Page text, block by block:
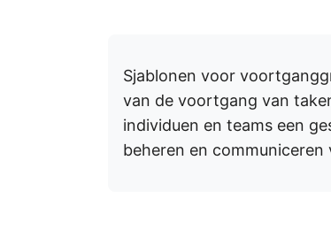
Sjablonen voor
van de voortgang van
individuen en teams een
beheren en